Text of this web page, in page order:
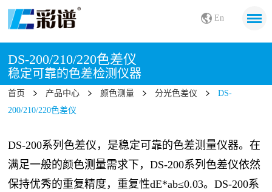
En
DS-200/210/220色差仪
稳定可靠的色差检测仪器
首页 产品中心 颜色测量 分光色差仪
DS-
200/210/220色差仪
DS-200系列色差仪，是稳定可靠的色差测量仪器。在
满足一般的颜色测量需求下，DS-200系列色差仪依然
保持优秀的重复精度，重复性dE*ab≤0.03。DS-200系